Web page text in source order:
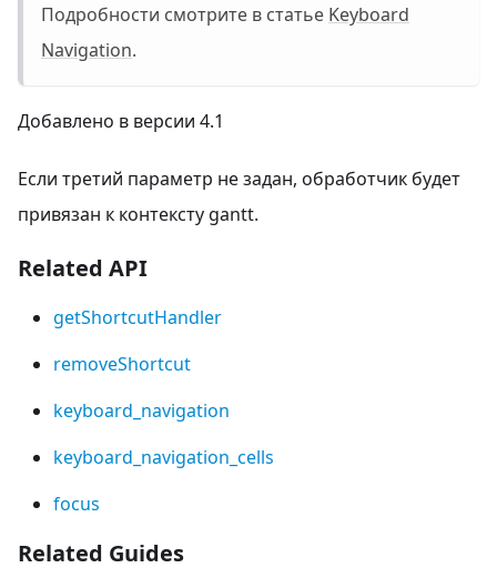
Подробности смотрите в статье Keyboard
Navigation.
Добавлено в версии 4.1
Если третий параметр не задан, обработчик будет
привязан к контексту gantt.
Related API
getShortcutHandler
removeShortcut
keyboard_navigation
keyboard_navigation_cells
focus
Related Guides